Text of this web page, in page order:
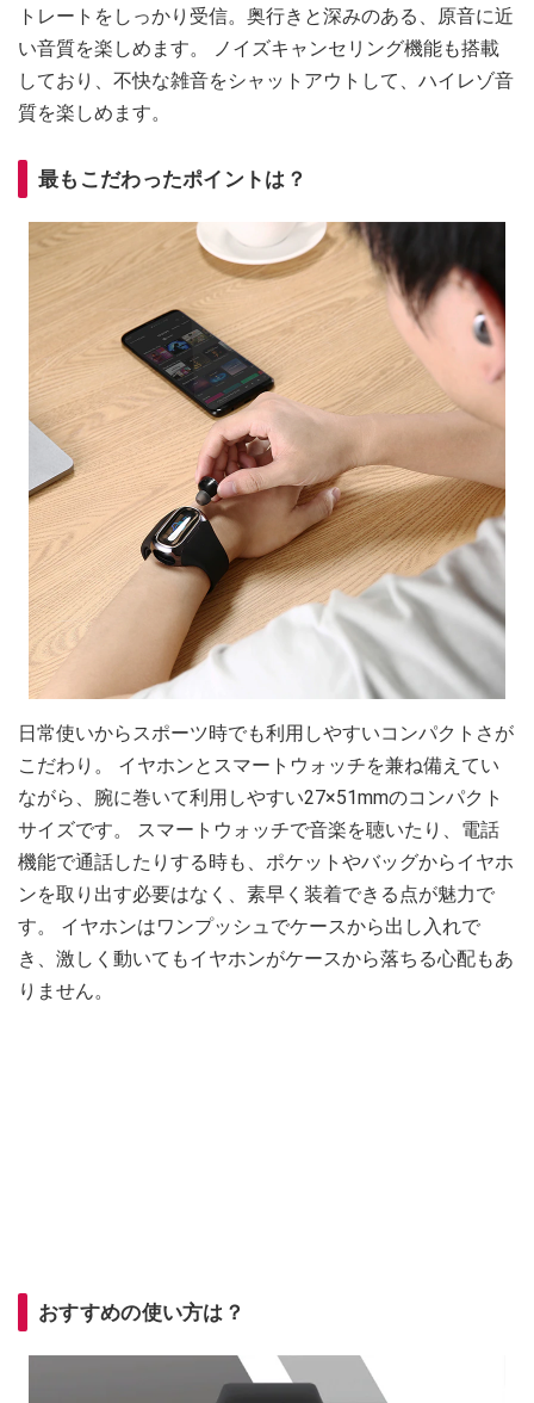
トレートをしっかり受信。奥行きと深みのある、原音に近
い音質を楽しめます。 ノイズキャンセリング機能も搭載
しており、不快な雑音をシャットアウトして、ハイレゾ音
質を楽しめます。
最もこだわったポイントは？
日常使いからスポーツ時でも利用しやすいコンパクトさが
こだわり。 イヤホンとスマートウォッチを兼ね備えてい
ながら、腕に巻いて利用しやすい27×51mmのコンパクト
サイズです。 スマートウォッチで音楽を聴いたり、電話
機能で通話したりする時も、ポケットやバッグからイヤホ
ンを取り出す必要はなく、素早く装着できる点が魅力で
す。 イヤホンはワンプッシュでケースから出し入れで
き、激しく動いてもイヤホンがケースから落ちる心配もあ
りません。
おすすめの使い方は？